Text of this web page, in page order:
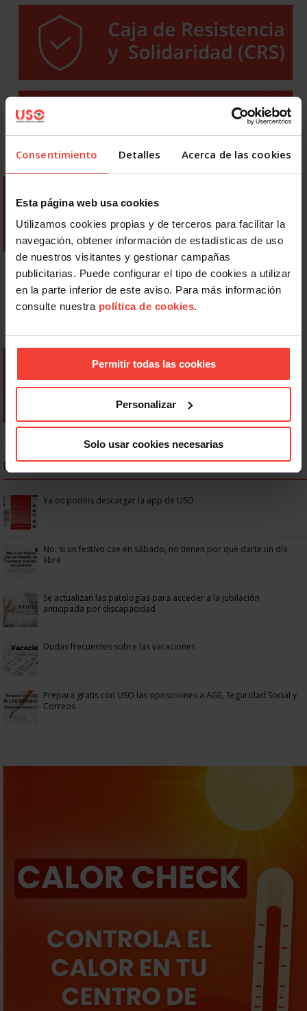
Consentimiento Detalles Acerca de las cookies
Esta página web usa cookies
Utilizamos cookies propias y de terceros para facilitar la
navegación, obtener información de estadísticas de uso
de nuestros visitantes y gestionar campañas
publicitarias. Puede configurar el tipo de cookies a utilizar
en la parte inferior de este aviso. Para más información
consulte nuestra política de cookies.
Permitir todas las cookies
Personalizar
Solo usar cookies necesarias
NOTICIAS MÁS LEÍDAS
Ya os podéis descargar la app de USO
No: si un festivo cae en sábado, no tienen por qué darte un día
libre
Se actualizan las patologías para acceder a la jubilación
anticipada por discapacidad
Dudas frecuentes sobre las vacaciones
Prepara gratis con USO las oposiciones a AGE, Seguridad Social y
Correos